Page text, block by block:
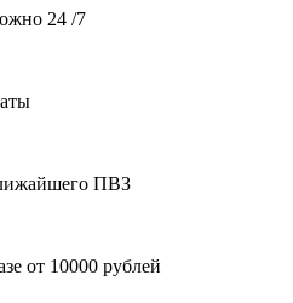
24 /7
ПВЗ
от 10000 рублей